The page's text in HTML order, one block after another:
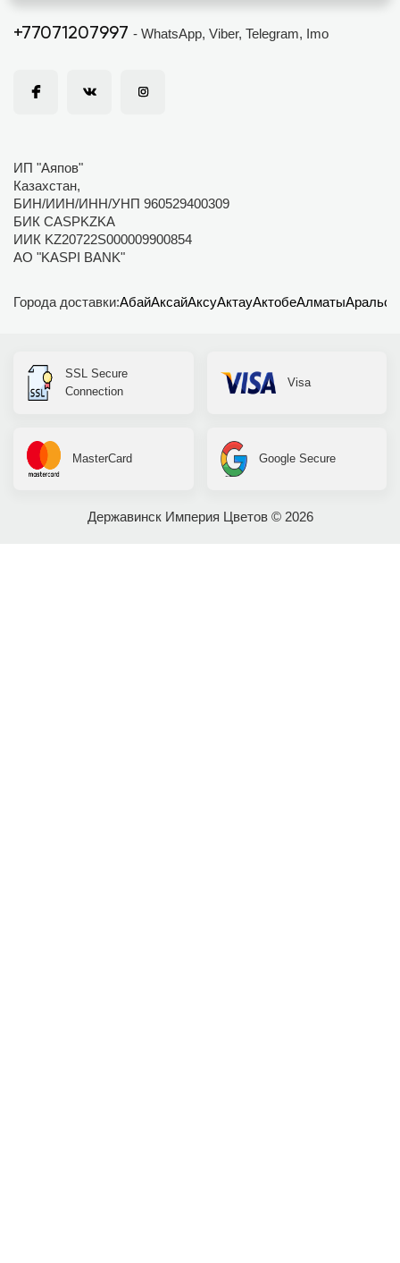
+77071207997 - WhatsApp, Viber, Telegram, Imo
ИП "Аяпов"
Казахстан,
БИН/ИИН/ИНН/УНП 960529400309
БИК CASPKZKA
ИИК KZ20722S000009900854
АО "KASPI BANK"
Города доставки:АбайАксайАксуАктауАктобеАлматыАральск
Державинск Империя Цветов © 2026
SSL Secure
Connection
Visa
MasterCard Google Secure